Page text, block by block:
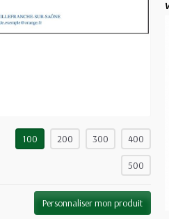
100 200 300 400
500
Personnaliser mon produit